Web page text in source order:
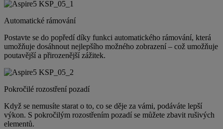
Automatické rámování
Postavte se do popředí díky funkci automatického rámování, která
umožňuje dosáhnout nejlepšího možného zobrazení – což umožňuje
poutavější a přirozenější zážitek.
Pokročilé rozostření pozadí
Když se nemusíte starat o to, co se děje za vámi, podáváte lepší
výkon. S pokročilým rozostřením pozadí se můžete zbavit rušivých
elementů.